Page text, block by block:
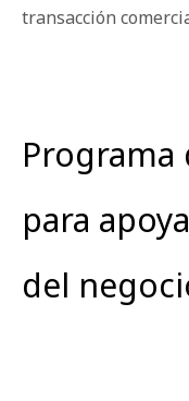
transacción
para
del